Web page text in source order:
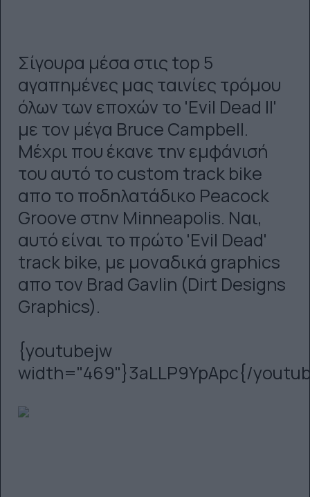
Σίγουρα μέσα στις top 5
αγαπημένες μας ταινίες τρόμου
όλων των εποχών το 'Evil Dead II'
με τον μέγα Bruce Campbell.
Μέχρι που έκανε την εμφάνισή
του αυτό το custom track bike
απο το ποδηλατάδικο Peacock
Groove στην Minneapolis. Ναι,
αυτό είναι το πρώτο 'Evil Dead'
track bike, με μοναδικά graphics
απο τον Brad Gavlin (Dirt Designs
Graphics).
{youtubejw
width="469"}3aLLP9YpApc{/